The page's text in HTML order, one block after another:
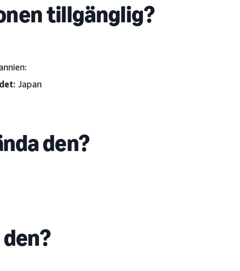
tillgänglig?
Japan
den?